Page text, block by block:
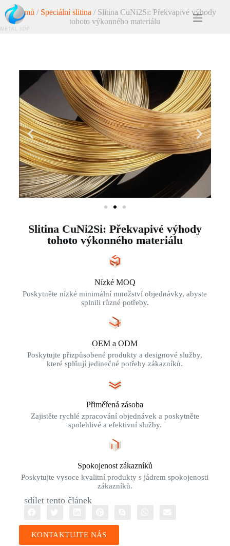
Domů / Speciální slitina / Slitina CuNi2Si: Překvapivé výhody
tohoto výkonného materiálu
Slitina CuNi2Si: Překvapivé výhody
tohoto výkonného materiálu
Nízké MOQ
Poskytněte nízké minimální množství objednávky, abyste
splnili různé potřeby.
OEM a ODM
Poskytujte přizpůsobené produkty a designové služby,
které splňují jedinečné potřeby zákazníků.
Přiměřená zásoba
Zajistěte rychlé zpracování objednávek a poskytněte
spolehlivé a efektivní služby.
Spokojenost zákazníků
Poskytujte vysoce kvalitní produkty s jádrem spokojenosti
zákazníků.
sdílet tento článek
KONTAKTUJTE NÁS